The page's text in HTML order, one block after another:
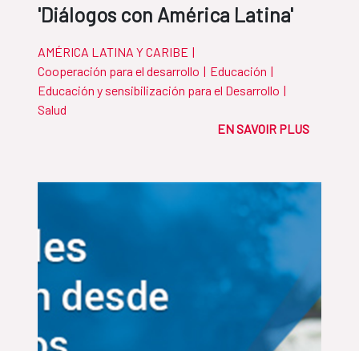
'Diálogos con América Latina'
AMÉRICA LATINA Y CARIBE |
Cooperación para el desarrollo | Educación |
Educación y sensibilización para el Desarrollo |
Salud
EN SAVOIR PLUS